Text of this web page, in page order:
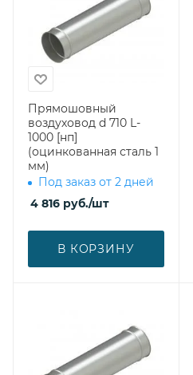
Прямошовный
воздуховод d 710 L-
1000 [нп]
(оцинкованная сталь 1
мм)
Под заказ от 2 дней
4 816 руб./шт
В КОРЗИНУ